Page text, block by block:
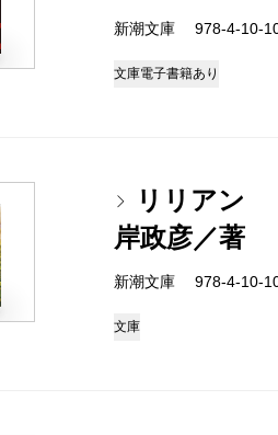
新潮文庫 978-4-10-
文庫電子書籍あり
リリアン
岸政彦／著
新潮文庫 978-4-10-
文庫